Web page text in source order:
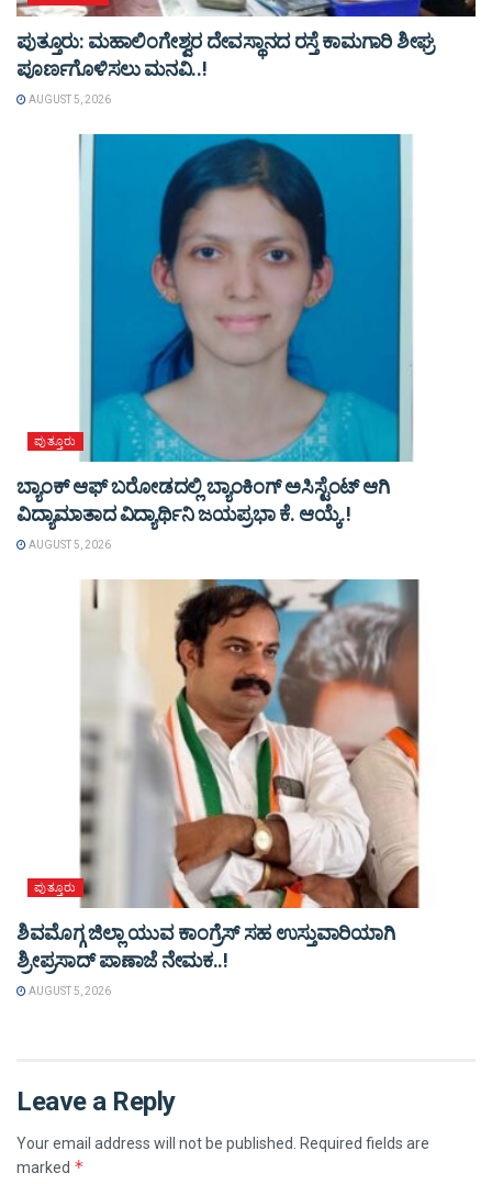
ಪುತ್ತೂರು: ಮಹಾಲಿಂಗೇಶ್ವರ ದೇವಸ್ಥಾನದ ರಸ್ತೆ ಕಾಮಗಾರಿ ಶೀಘ್ರ
ಪೂರ್ಣಗೊಳಿಸಲು ಮನವಿ..!
AUGUST 5, 2026
ಪುತ್ತೂರು
ಬ್ಯಾಂಕ್ ಆಫ್ ಬರೋಡದಲ್ಲಿ ಬ್ಯಾಂಕಿಂಗ್ ಅಸಿಸ್ಟೆಂಟ್ ಆಗಿ
ವಿದ್ಯಾಮಾತಾದ ವಿದ್ಯಾರ್ಥಿನಿ ಜಯಪ್ರಭಾ ಕೆ. ಆಯ್ಕೆ.!
AUGUST 5, 2026
ಪುತ್ತೂರು
ಶಿವಮೊಗ್ಗ ಜಿಲ್ಲಾ ಯುವ ಕಾಂಗ್ರೆಸ್ ಸಹ ಉಸ್ತುವಾರಿಯಾಗಿ
ಶ್ರೀಪ್ರಸಾದ್ ಪಾಣಾಜೆ ನೇಮಕ..!
AUGUST 5, 2026
Leave a Reply
Your email address will not be published. Required fields are
marked *